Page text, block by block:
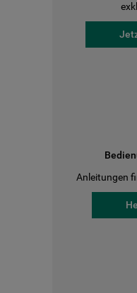
Anleitungen